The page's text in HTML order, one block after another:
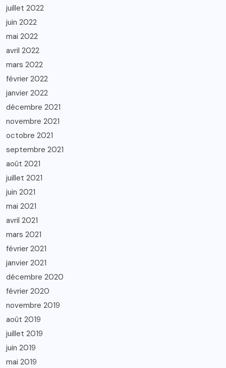
juillet 2022
juin 2022
mai 2022
avril 2022
mars 2022
février 2022
janvier 2022
décembre 2021
novembre 2021
octobre 2021
septembre 2021
août 2021
juillet 2021
juin 2021
mai 2021
avril 2021
mars 2021
février 2021
janvier 2021
décembre 2020
février 2020
novembre 2019
août 2019
juillet 2019
juin 2019
mai 2019